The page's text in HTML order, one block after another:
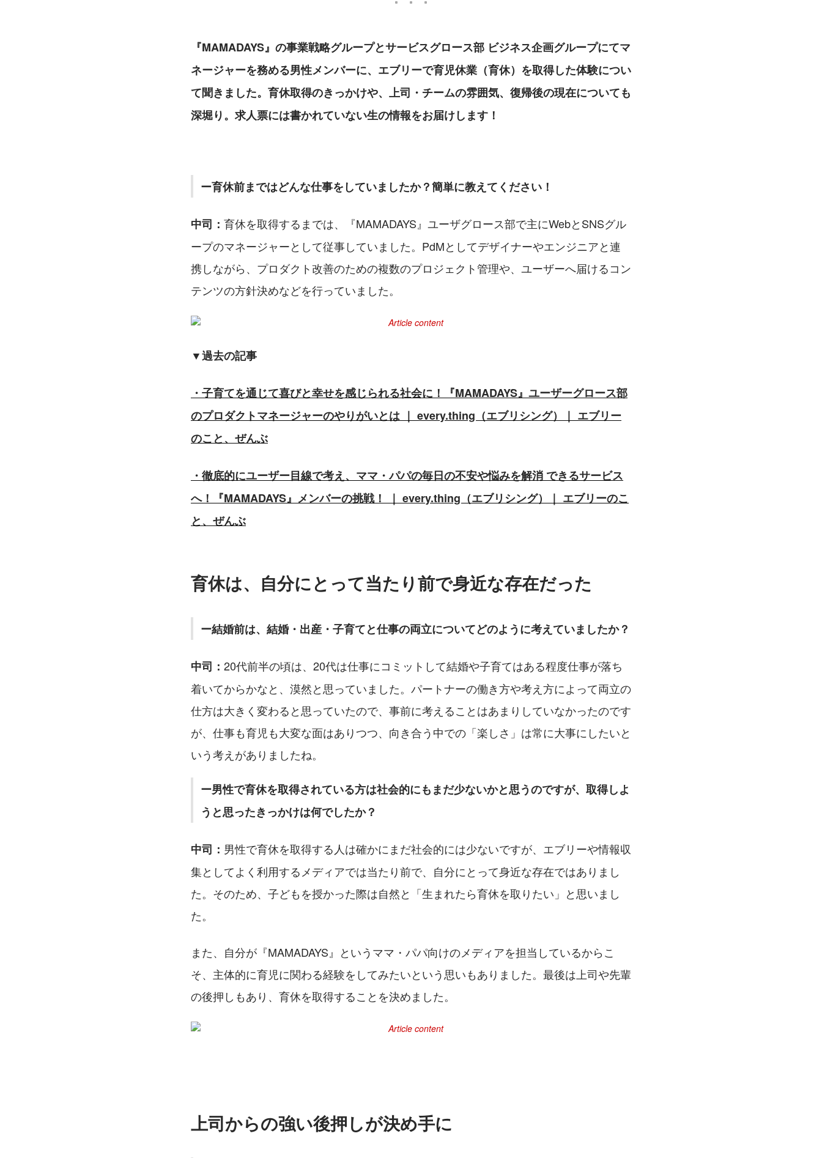
『MAMADAYS』の事業戦略グループとサービスグロース部 ビジネス企画グループにてマ
ネージャーを務める男性メンバーに、エブリーで育児休業（育休）を取得した体験につい
て聞きました。育休取得のきっかけや、上司・チームの雰囲気、復帰後の現在についても
深堀り。求人票には書かれていない生の情報をお届けします！
ー育休前まではどんな仕事をしていましたか？簡単に教えてください！
中司： 育休を取得するまでは、『MAMADAYS』ユーザグロース部で主にWebとSNSグル
ープのマネージャーとして従事していました。PdMとしてデザイナーやエンジニアと連
携しながら、プロダクト改善のための複数のプロジェクト管理や、ユーザーへ届けるコン
テンツの方針決めなどを行っていました。
▼過去の記事
・子育てを通じて喜びと幸せを感じられる社会に！『MAMADAYS』ユーザーグロース部
のプロダクトマネージャーのやりがいとは ｜ every.thing（エブリシング）｜ エブリー
のこと、ぜんぶ
・徹底的にユーザー目線で考え、ママ・パパの毎日の不安や悩みを解消 できるサービス
へ！『MAMADAYS』メンバーの挑戦！ ｜ every.thing（エブリシング）｜ エブリーのこ
と、ぜんぶ
育休は、自分にとって当たり前で身近な存在だった
ー結婚前は、結婚・出産・子育てと仕事の両立についてどのように考えていましたか？
中司： 20代前半の頃は、20代は仕事にコミットして結婚や子育てはある程度仕事が落ち
着いてからかなと、漠然と思っていました。パートナーの働き方や考え方によって両立の
仕方は大きく変わると思っていたので、事前に考えることはあまりしていなかったのです
が、仕事も育児も大変な面はありつつ、向き合う中での「楽しさ」は常に大事にしたいと
いう考えがありましたね。
ー男性で育休を取得されている方は社会的にもまだ少ないかと思うのですが、取得しよ
うと思ったきっかけは何でしたか？
中司： 男性で育休を取得する人は確かにまだ社会的には少ないですが、エブリーや情報収
集としてよく利用するメディアでは当たり前で、自分にとって身近な存在ではありまし
た。そのため、子どもを授かった際は自然と「生まれたら育休を取りたい」と思いまし
た。
また、自分が『MAMADAYS』というママ・パパ向けのメディアを担当しているからこ
そ、主体的に育児に関わる経験をしてみたいという思いもありました。最後は上司や先輩
の後押しもあり、育休を取得することを決めました。
上司からの強い後押しが決め手に